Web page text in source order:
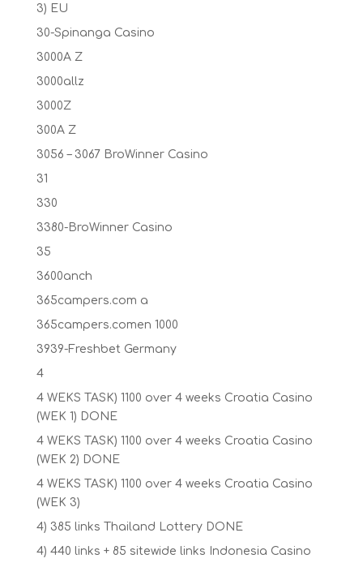
3) EU
30-Spinanga Casino
3000A Z
3000allz
3000Z
300A Z
3056 – 3067 BroWinner Casino
31
330
3380-BroWinner Casino
35
3600anch
365campers.com a
365campers.comen 1000
3939-Freshbet Germany
4
4 WEKS TASK) 1100 over 4 weeks Croatia Casino
(WEK 1) DONE
4 WEKS TASK) 1100 over 4 weeks Croatia Casino
(WEK 2) DONE
4 WEKS TASK) 1100 over 4 weeks Croatia Casino
(WEK 3)
4) 385 links Thailand Lottery DONE
4) 440 links + 85 sitewide links Indonesia Casino